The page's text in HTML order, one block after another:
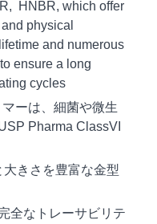
HNBR, which offer
physical
and numerous
ensure a long
cycles
ーは、細菌や微生
Pharma ClassVI
きさを豊富な金型
全なトレーサビリテ